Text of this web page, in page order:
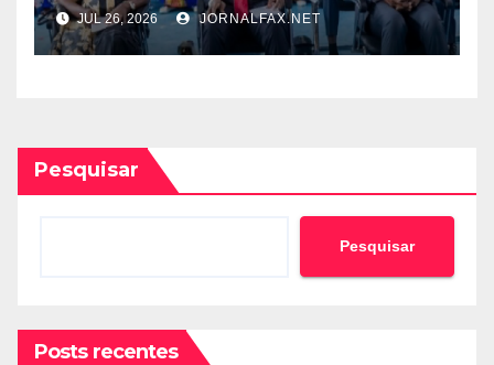
IRMÃOS A ADERIREM AO
REGISTO ELEITORAL
JUL 26, 2026 JORNALFAX.NET
Pesquisar
Pesquisar
Posts recentes